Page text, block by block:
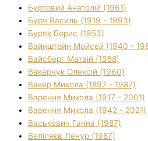
Буртовий Анатолій (1961)
Бурч Василь (1919 - 1993)
Буряк Борис (1953)
Вайнштейн Мойсей (1940 -
Вайсберг Матвій (1958)
Вакарчук Олексій (1960)
Вакер Микола (1897 - 1987)
Варення Микола (1917 - 2001)
Варення Микола (1942 - 2021)
Васькевич Ганна (1987)
Веліляєв Ленур (1987)